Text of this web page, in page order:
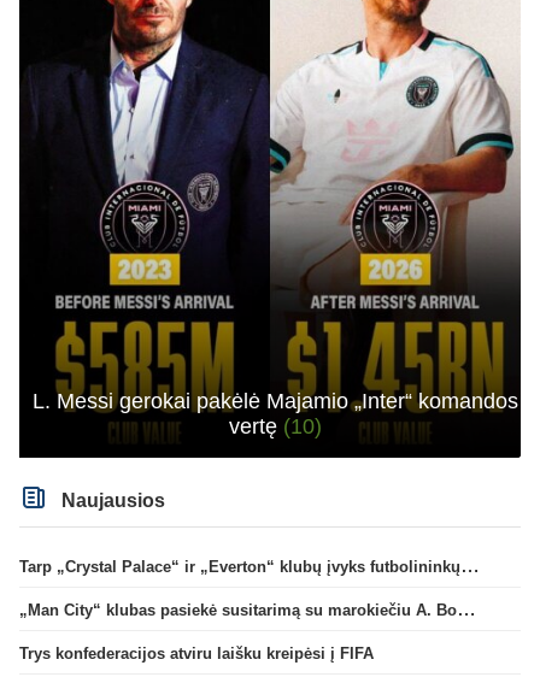
L. Messi gerokai pakėlė Majamio „Inter“ komandos
vertę (10)
Naujausios
Tarp „Crystal Palace“ ir „Everton“ klubų įvyks futbolininkų mainai
„Man City“ klubas pasiekė susitarimą su marokiečiu A. Bouaddi
Trys konfederacijos atviru laišku kreipėsi į FIFA